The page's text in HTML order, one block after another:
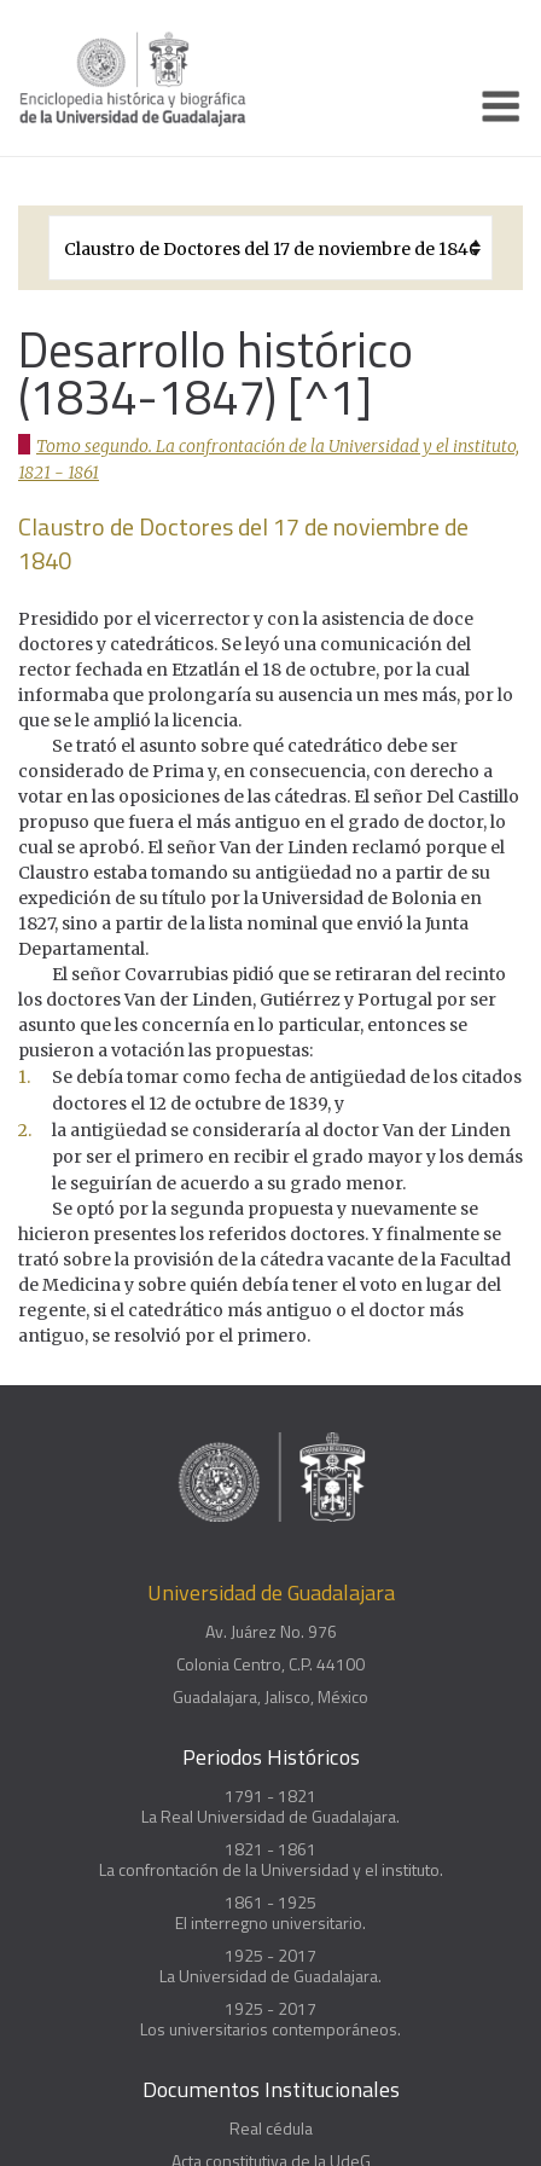
Períodos Históricos
Galería
Documentos institucionales
Desarrollo histórico
(1834-1847) [^1]
Tomo segundo. La confrontación de la Universidad y el instituto,
1821 - 1861
Claustro de Doctores del 17 de noviembre de
1840
Presidido por el vicerrector y con la asistencia de doce
doctores y catedráticos. Se leyó una comunicación del
rector fechada en Etzatlán el 18 de octubre, por la cual
informaba que prolongaría su ausencia un mes más, por lo
que se le amplió la licencia.
Se trató el asunto sobre qué catedrático debe ser
considerado de Prima y, en consecuencia, con derecho a
votar en las oposiciones de las cátedras. El señor Del Castillo
propuso que fuera el más antiguo en el grado de doctor, lo
cual se aprobó. El señor Van der Linden reclamó porque el
Claustro estaba tomando su antigüedad no a partir de su
expedición de su título por la Universidad de Bolonia en
1827, sino a partir de la lista nominal que envió la Junta
Departamental.
El señor Covarrubias pidió que se retiraran del recinto
los doctores Van der Linden, Gutiérrez y Portugal por ser
asunto que les concernía en lo particular, entonces se
pusieron a votación las propuestas:
Se debía tomar como fecha de antigüedad de los citados
doctores el 12 de octubre de 1839, y
la antigüedad se consideraría al doctor Van der Linden
por ser el primero en recibir el grado mayor y los demás
le seguirían de acuerdo a su grado menor.
Se optó por la segunda propuesta y nuevamente se
hicieron presentes los referidos doctores. Y finalmente se
trató sobre la provisión de la cátedra vacante de la Facultad
de Medicina y sobre quién debía tener el voto en lugar del
regente, si el catedrático más antiguo o el doctor más
antiguo, se resolvió por el primero.
Universidad de Guadalajara
Av. Juárez No. 976
Colonia Centro, C.P. 44100
Guadalajara, Jalisco, México
Periodos Históricos
1791 - 1821
La Real Universidad de Guadalajara.
1821 - 1861
La confrontación de la Universidad y el instituto.
1861 - 1925
El interregno universitario.
1925 - 2017
La Universidad de Guadalajara.
1925 - 2017
Los universitarios contemporáneos.
Documentos Institucionales
Real cédula
Acta constitutiva de la UdeG